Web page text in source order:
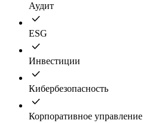
Аудит
ESG
Инвестиции
Кибербезопасность
Корпоративное управление